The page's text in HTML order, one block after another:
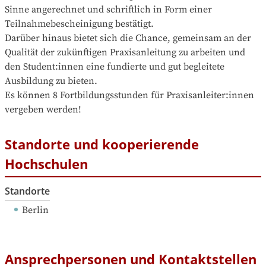
Sinne angerechnet und schriftlich in Form einer
Teilnahmebescheinigung bestätigt.
Darüber hinaus bietet sich die Chance, gemeinsam an der
Qualität der zukünftigen Praxisanleitung zu arbeiten und
den Student:innen eine fundierte und gut begleitete
Ausbildung zu bieten.
Es können 8 Fortbildungsstunden für Praxisanleiter:innen
vergeben werden!
Standorte und kooperierende
Hochschulen
Standorte
Berlin
Ansprechpersonen und Kontaktstellen